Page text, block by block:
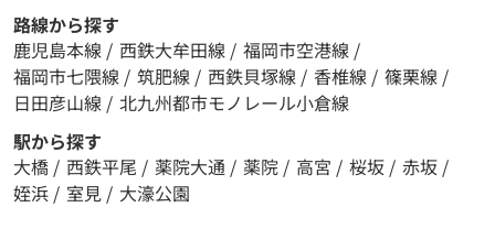
路線から探す
鹿児島本線 / 西鉄大牟田線 / 福岡市空港線 /
福岡市七隈線 / 筑肥線 / 西鉄貝塚線 / 香椎線 / 篠栗線 /
日田彦山線 / 北九州都市モノレール小倉線
駅から探す
大橋 / 西鉄平尾 / 薬院大通 / 薬院 / 高宮 / 桜坂 / 赤坂 /
姪浜 / 室見 / 大濠公園